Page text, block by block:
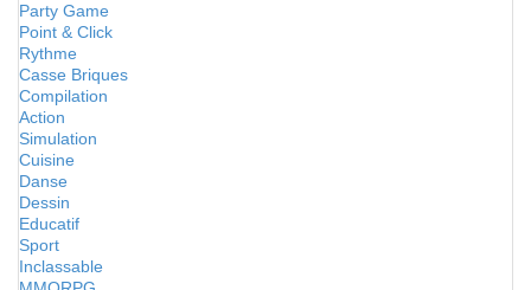
Party Game
Point & Click
Rythme
Casse Briques
Compilation
Action
Simulation
Cuisine
Danse
Dessin
Educatif
Sport
Inclassable